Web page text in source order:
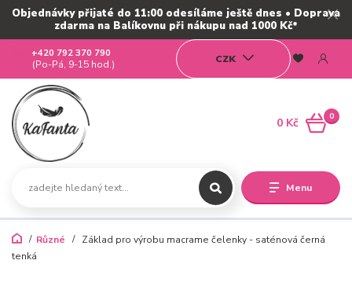
Objednávky přijaté do 11:00 odesíláme ještě dnes • Doprava
zdarma na Balíkovnu při nákupu nad 1000 Kč*
Menu
CZK
+420 792 370 790
(Po-Pá, 9-15 hod.)
0
0 Kč
Různé
Základ pro výrobu macrame čelenky - saténová černá
tenká